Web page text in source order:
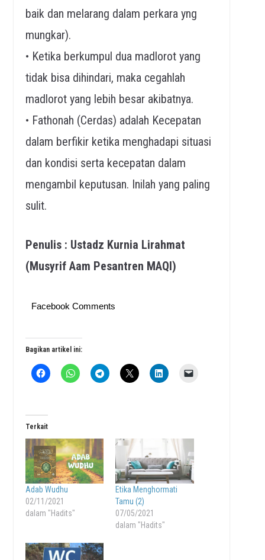
baik dan melarang dalam perkara yng
mungkar).
• Ketika berkumpul dua madlorot yang
tidak bisa dihindari, maka cegahlah
madlorot yang lebih besar akibatnya.
• Fathonah (Cerdas) adalah Kecepatan
dalam berfikir ketika menghadapi situasi
dan kondisi serta kecepatan dalam
mengambil keputusan. Inilah yang paling
sulit.
Penulis : Ustadz Kurnia Lirahmat
(Musyrif Aam Pesantren MAQI)
Facebook Comments
Bagikan artikel ini:
Terkait
Adab Wudhu
02/11/2021
dalam "Hadits"
Etika Menghormati
Tamu (2)
07/05/2021
dalam "Hadits"